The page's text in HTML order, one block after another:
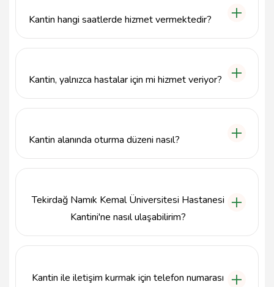
sağlıklı alternatifler de bulunmaktadır.
Kantin hangi saatlerde hizmet vermektedir?
açıktır.
Kantin, yalnızca hastalar için mi hizmet veriyor?
Kantin alanında oturma düzeni nasıl?
Tekirdağ Namık Kemal Üniversitesi Hastanesi
Kantini'ne nasıl ulaşabilirim?
Kantin ile iletişim kurmak için telefon numarası